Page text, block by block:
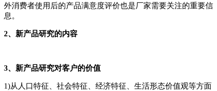
外消费者使用后的产品满意度评价也是厂家需要关注的重要信
息。
2、新产品研究的内容
3、新产品研究对客户的价值
1)从人口特征、社会特征、经济特征、生活形态价值观等方面